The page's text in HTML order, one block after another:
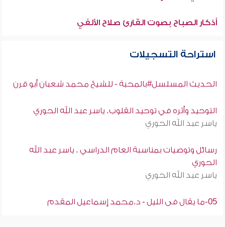
أذكار الصباح بصوت القارئ صلاح الألفي
استراحة التسجيلات
الحديث المسلسل#بالمحبة - للشيخ محمد شعبان أبو قرن
التوحيد وأثره في توحيد القلوب. ياسر عبد الله الحوري
ياسر عبد الله الحوري
رسائل وتوصيات بمناسبة العام الدراسي . ياسر عبد الله
الحوري
ياسر عبد الله الحوري
05-ما يقال فى الليل - د.محمد إسماعيل المقدم